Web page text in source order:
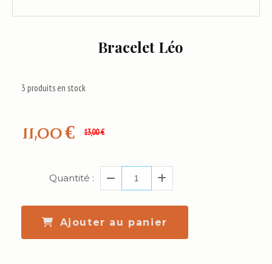
Bracelet Léo
11,00€ 13,00€
3 produits en stock
Quantité :
Ajouter au panier